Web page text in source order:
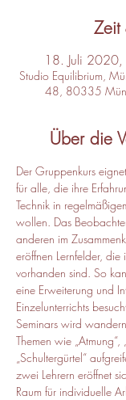
Zeit
18. Juli
Studio Equilibrium,
48, 80335
Über die
Der Gruppenkurs
für alle, die ihre
Technik in
wollen. Das
anderen im
eröffnen Lernfelder, die
vorhanden sind. So
eine Erweiterung und
Einzelunterrichts
Seminars wird
Themen wie „Atmung“,
„Schultergürtel“
zwei Lehrern eröffnet
Raum für individuelle